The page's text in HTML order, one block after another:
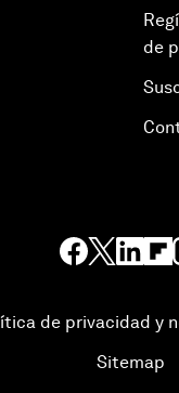
de
de privacidad y
Sitemap